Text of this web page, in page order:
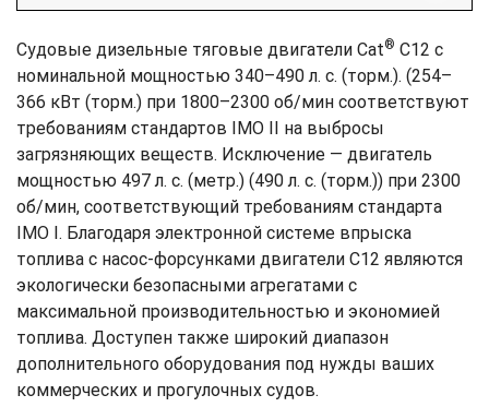
Судовые дизельные тяговые двигатели Cat® C12 с
номинальной мощностью 340–490 л. с. (торм.). (254–
366 кВт (торм.) при 1800–2300 об/мин соответствуют
требованиям стандартов IMO II на выбросы
загрязняющих веществ. Исключение — двигатель
мощностью 497 л. с. (метр.) (490 л. с. (торм.)) при 2300
об/мин, соответствующий требованиям стандарта
IMO I. Благодаря электронной системе впрыска
топлива с насос-форсунками двигатели C12 являются
экологически безопасными агрегатами с
максимальной производительностью и экономией
топлива. Доступен также широкий диапазон
дополнительного оборудования под нужды ваших
коммерческих и прогулочных судов.